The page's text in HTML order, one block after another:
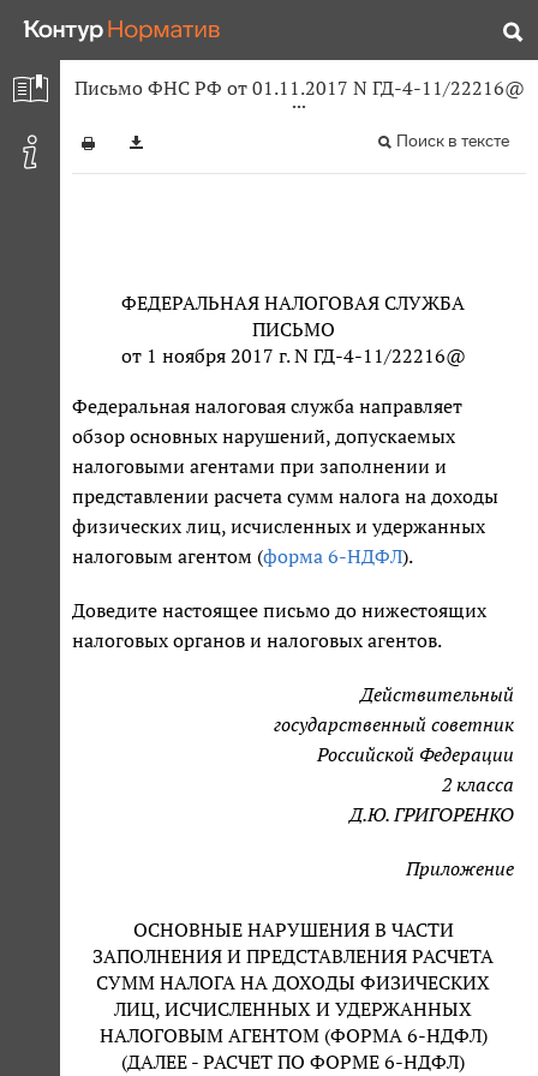
Письмо ФНС РФ от 01.11.2017 N ГД-4-11/22216@
Поиск в тексте
ФЕДЕРАЛЬНАЯ НАЛОГОВАЯ СЛУЖБА
ПИСЬМО
от 1 ноября 2017 г. N ГД-4-11/22216@
Федеральная налоговая служба направляет
обзор основных нарушений, допускаемых
налоговыми агентами при заполнении и
представлении расчета сумм налога на доходы
физических лиц, исчисленных и удержанных
налоговым агентом (форма 6-НДФЛ).
Доведите настоящее письмо до нижестоящих
налоговых органов и налоговых агентов.
Действительный
государственный советник
Российской Федерации
2 класса
Д.Ю. ГРИГОРЕНКО
Приложение
ОСНОВНЫЕ НАРУШЕНИЯ В ЧАСТИ
ЗАПОЛНЕНИЯ И ПРЕДСТАВЛЕНИЯ РАСЧЕТА
СУММ НАЛОГА НА ДОХОДЫ ФИЗИЧЕСКИХ
ЛИЦ, ИСЧИСЛЕННЫХ И УДЕРЖАННЫХ
НАЛОГОВЫМ АГЕНТОМ (ФОРМА 6-НДФЛ)
(ДАЛЕЕ - РАСЧЕТ ПО ФОРМЕ 6-НДФЛ)